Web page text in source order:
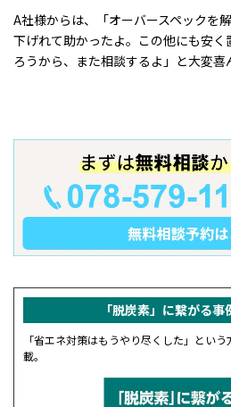
A社様からは、「オーバースペックを
下げれて助かったよ。この他にも安
ろうから、また相談するよ」と大変喜
「脱炭素」に繋がる事
「省エネ対策はもうやり尽くした」とい
載。